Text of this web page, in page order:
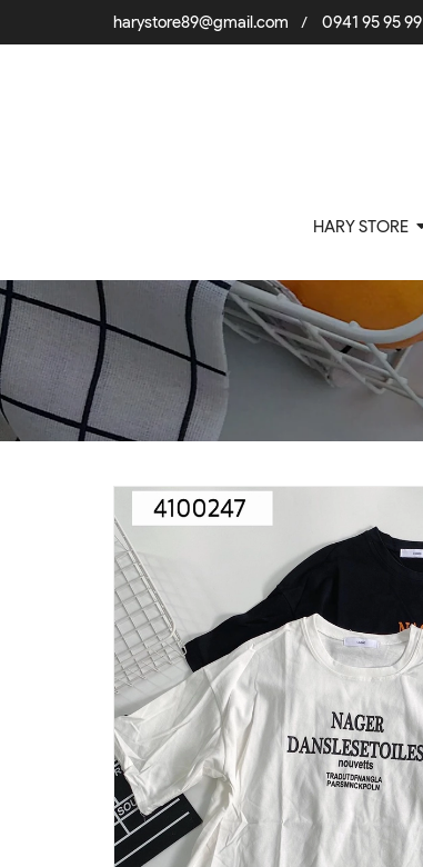
harystore89@gmail.com / 0941 95 95 99
HARY STORE